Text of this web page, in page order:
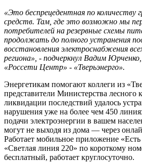
«Это беспрецедентная по количеству
средств. Там, где это возможно мы
потребителей на резервные схемы
продолжать до полного устранения
восстановления электроснабжения
региона», - подчеркнул Вадим
«Россети Центр» - «Тверьэнерго».
Энергетикам помогают коллеги из
представители Министерства лесного
ликвидации последствий удалось
нарушения уже на более чем 450
подачи электроэнергии в вашем
могут не выходя из дома — через
Работает мобильное приложение
«Светлая линия 220» по короткому
бесплатный, работает круглосуточно.